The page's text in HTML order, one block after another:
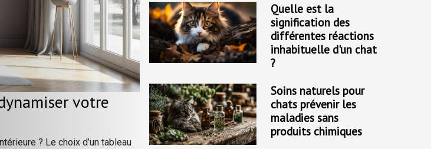
votre
? Le choix d’un tableau
Quelle est la
signification des
différentes réactions
inhabituelle d'un chat
?
Soins naturels pour
chats prévenir les
maladies sans
produits chimiques